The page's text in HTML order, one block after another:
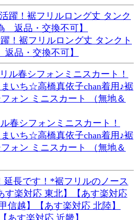
！裾フリルロング丈 タンクト
品・交換不可】
春シフォンミニスカート！
いち☆高橋真依子chan着用♪裾
ォン ミニスカート （無地＆